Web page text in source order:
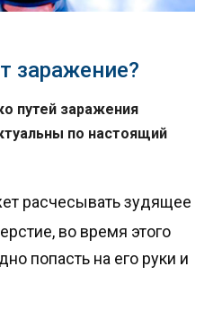
заражение?
путей заражения
по настоящий
расчесывать зудящее
во время этого
попасть на его руки и